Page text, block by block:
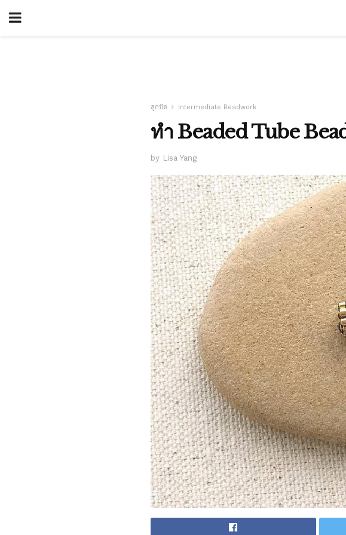
ลูกปัด Intermediate Beadwork
ทำ Beaded Tube
by Lisa Yang